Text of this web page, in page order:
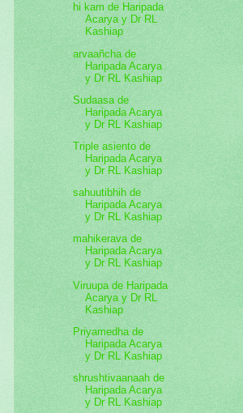
hi kam de Haripada
Acarya y Dr RL
Kashiap
arvaañcha de
Haripada Acarya
y Dr RL Kashiap
Sudaasa de
Haripada Acarya
y Dr RL Kashiap
Triple asiento de
Haripada Acarya
y Dr RL Kashiap
sahuutibhih de
Haripada Acarya
y Dr RL Kashiap
mahikerava de
Haripada Acarya
y Dr RL Kashiap
Viruupa de Haripada
Acarya y Dr RL
Kashiap
Priyamedha de
Haripada Acarya
y Dr RL Kashiap
shrushtivaanaah de
Haripada Acarya
y Dr RL Kashiap